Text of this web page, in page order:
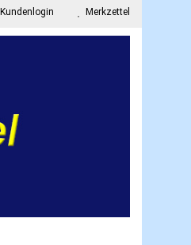
Kundenlogin Merkzettel